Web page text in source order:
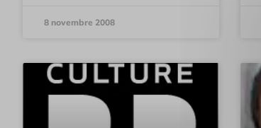
8 novembre 2008